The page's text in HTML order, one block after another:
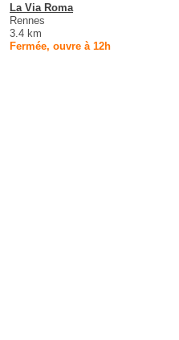
La Via Roma
Rennes
3.4 km
Fermée, ouvre à 12h